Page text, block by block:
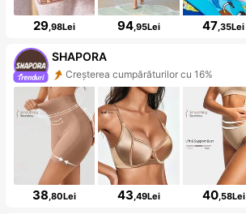
29,98Lei 94,95Lei 47,35Lei
SHAPORA
Creșterea cumpărăturilor cu 16%
38,80Lei 43,49Lei 40,58Lei